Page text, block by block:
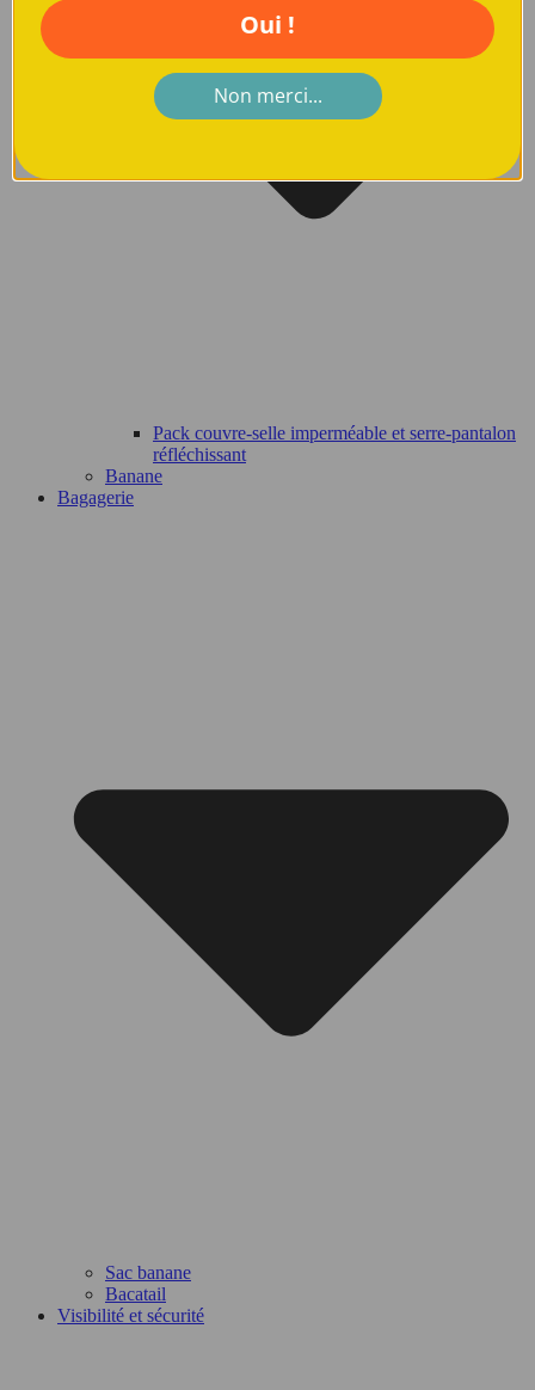
Pack couvre-selle imperméable et serre-pantalon
réfléchissant
Banane
Bagagerie
Sac banane
Bacatail
Visibilité et sécurité
Oui !
Non merci...